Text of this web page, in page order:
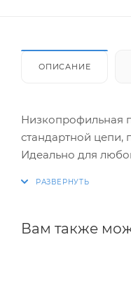
ОПИСАНИЕ
Низкопрофильная
стандартной цепи,
Идеально для
Вам также